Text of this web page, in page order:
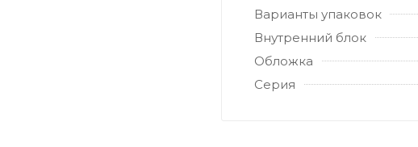
Варианты упаковок
Внутренний блок
Обложка
Серия